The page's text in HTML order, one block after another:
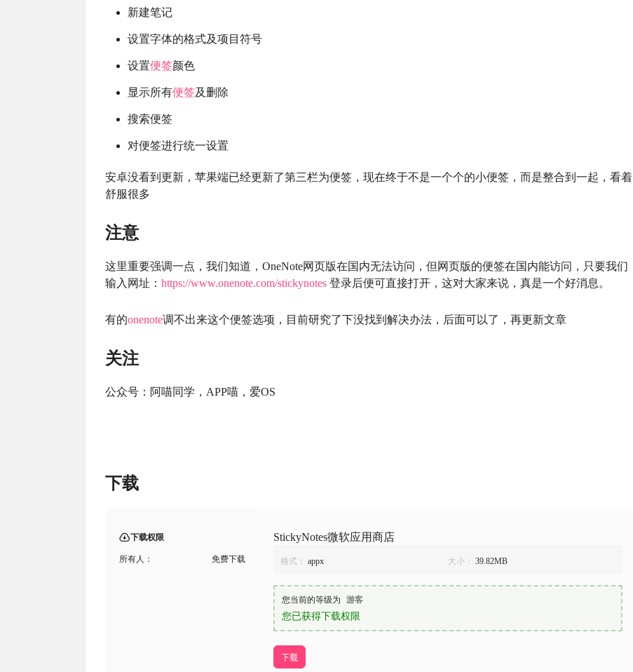
新建笔记
设置字体的格式及项目符号
设置便签颜色
显示所有便签及删除
搜索便签
对便签进行统一设置
安卓没看到更新，苹果端已经更新了第三栏为便签，现在终于不是一个个的小便签，而是整合到一起，看着
舒服很多
注意
这里重要强调一点，我们知道，OneNote网页版在国内无法访问，但网页版的便签在国内能访问，只要我们
输入网址： https://www.onenote.com/stickynotes 登录后便可直接打开，这对大家来说，真是一个好消息。
有的onenote调不出来这个便签选项，目前研究了下没找到解决办法，后面可以了，再更新文章
关注
公众号：阿喵同学，APP喵，爱OS
下载
下载权限
所有人： 免费下载
StickyNotes微软应用商店
格式： appx 大小： 39.82MB
您当前的等级为 游客
您已获得下载权限
下载